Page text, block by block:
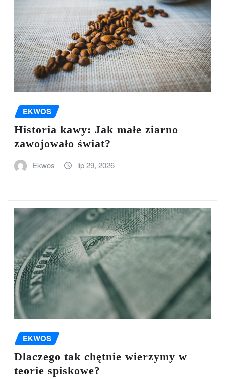
EKWOS
Historia kawy: Jak małe ziarno
zawojowało świat?
Ekwos lip 29, 2026
EKWOS
Dlaczego tak chętnie wierzymy w
teorie spiskowe?